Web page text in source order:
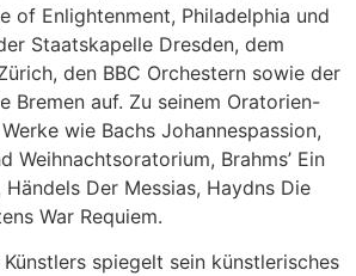
of Enlightenment, Philadelphia und
Staatskapelle Dresden, dem
den BBC Orchestern sowie der
Bremen auf. Zu seinem Oratorien-
wie Bachs Johannespassion,
Weihnachtsoratorium, Brahms’ Ein
Der Messias, Haydns Die
War Requiem.
spiegelt sein künstlerisches